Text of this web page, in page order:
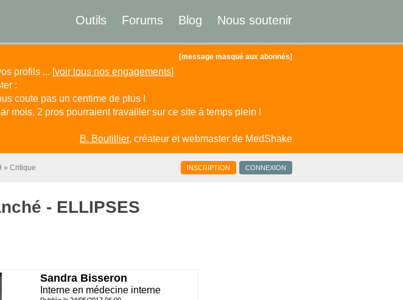
Outils Forums Blog Nous soutenir
[message masqué aux abonnés]
profils ... [voir tous nos engagements]
:
coute pas un centime de plus !
mois, 2 pros pourraient travailler sur ce site à temps plein !
B. Boutillier, créateur et webmaster de MedShake
Critique INSCRIPTION CONNEXION
- ELLIPSES
Sandra Bisseron
Interne en médecine interne